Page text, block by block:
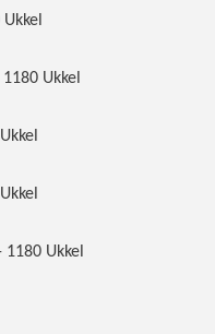
Ukkel
Ukkel